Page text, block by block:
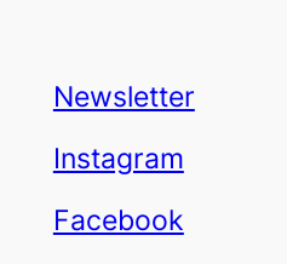
Newsletter
Instagram
Facebook